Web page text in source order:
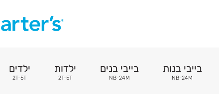
בייבי בנות
NB-24M
בייבי בנים
NB-24M
ילדות
2T-5T
ילדים
2T-5T